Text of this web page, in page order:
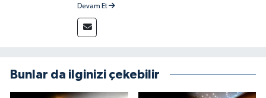
Devam Et
Bunlar da ilginizi çekebilir